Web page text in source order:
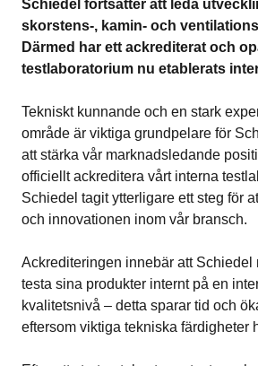
Schiedel fortsätter att leda
skorstens-, kamin- och
Därmed har ett ackrediterat och
testlaboratorium nu etablerats
Tekniskt kunnande och en stark
område är viktiga grundpelare för
att stärka vår marknadsledande
officiellt ackreditera vårt interna
Schiedel tagit ytterligare ett steg för
och innovationen inom vår bransch.
Ackrediteringen innebär att Schiedel
testa sina produkter internt på en
kvalitetsnivå – detta sparar tid och
eftersom viktiga tekniska färdigheter